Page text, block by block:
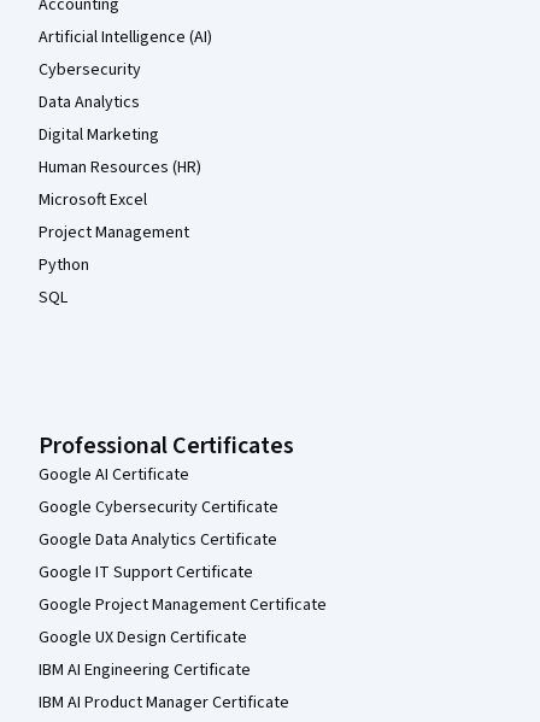
Accounting
Artificial Intelligence (AI)
Cybersecurity
Data Analytics
Digital Marketing
Human Resources (HR)
Microsoft Excel
Project Management
Python
SQL
Professional Certificates
Google AI Certificate
Google Cybersecurity Certificate
Google Data Analytics Certificate
Google IT Support Certificate
Google Project Management Certificate
Google UX Design Certificate
IBM AI Engineering Certificate
IBM AI Product Manager Certificate